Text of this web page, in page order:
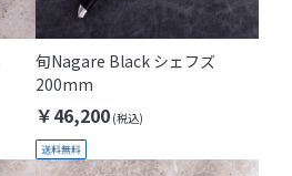
旬Nagare Black シェフズ
200mm
￥46,200